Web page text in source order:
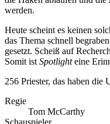
werden.
Heute scheint es keinen
das Thema schnell
gesetzt. Scheiß auf
Somit ist Spotlighteine
256 Priester, das haben
Regie
Tom McCarthy